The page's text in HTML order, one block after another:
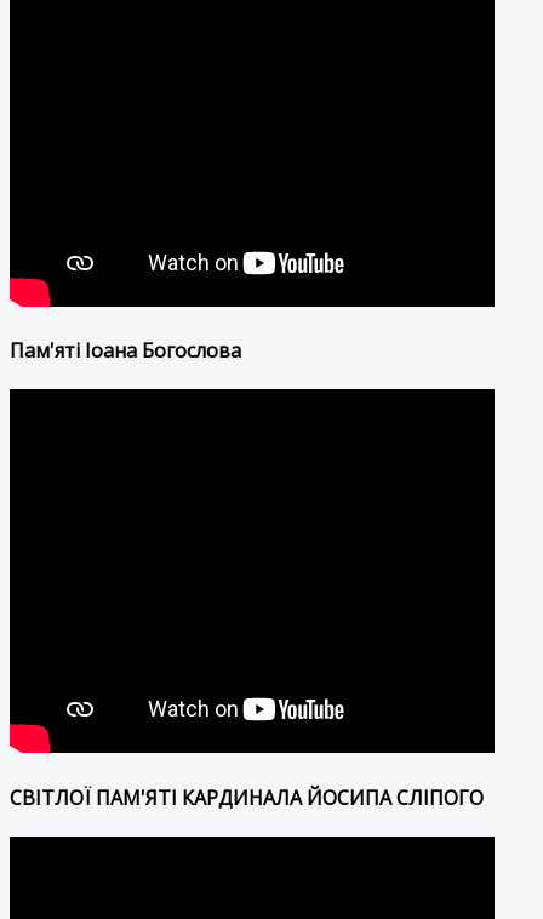
Пам'яті Іоана Богослова
СВІТЛОЇ ПАМ'ЯТІ КАРДИНАЛА ЙОСИПА СЛІПОГО